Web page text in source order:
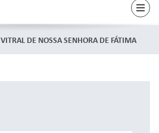
VITRAL DE NOSSA SENHORA DE FÁTIMA